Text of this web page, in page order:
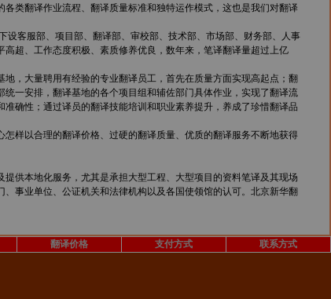
类翻译作业流程、翻译质量标准和独特运作模式，这也是我们对翻译
客服部、项目部、翻译部、审校部、技术部、市场部、财务部、人事
超、工作态度积极、素质修养优良，数年来，笔译翻译量超过上亿
，大量聘用有经验的专业翻译员工，首先在质量方面实现高起点；翻
一安排，翻译基地的各个项目组和辅佐部门具体作业，实现了翻译流
确性；通过译员的翻译技能培训和职业素养提升，养成了珍惜翻译品
样以合理的翻译价格、过硬的翻译质量、优质的翻译服务不断地获得
供本地化服务，尤其是承担大型工程、大型项目的资料笔译及其现场
事业单位、公证机关和法律机构以及各国使领馆的认可。北京新华翻
翻译价格 支付方式
联系方式